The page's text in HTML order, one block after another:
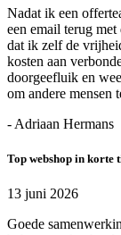
Nadat ik een
een email terug
dat ik zelf de
kosten aan
doorgeefluik en
om andere mensen
- Adriaan Hermans
Top webshop in korte
13 juni 2026
Goede